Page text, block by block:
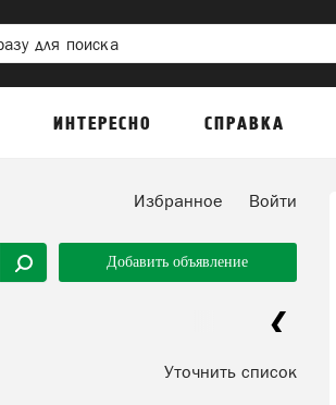
ИНТЕРЕСНО СПРАВКА
Избранное Войти
Добавить объявление
Уточнить список